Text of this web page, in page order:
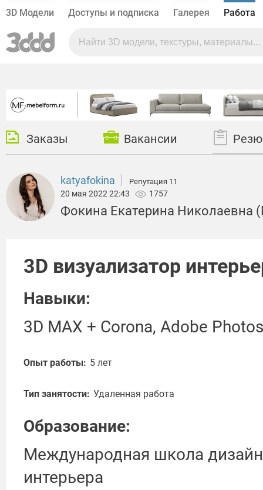
3D Модели Доступы и подписка Галерея Работа
Заказы Вакансии
katyafokina Репутация 11
20 мая 2022 22:43 1757
Фокина Екатерина Николаевна
3D визуализатор
Навыки:
3D MAX + Corona, Adobe
Опыт работы: 5 лет
Тип занятости: Удаленная работа
Образование:
Международная школа
интерьера